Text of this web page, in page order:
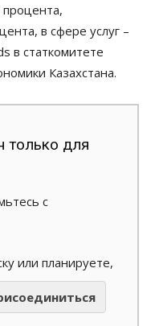
в сфере услуг –
в статкомитете
Казахстана.
только для
с
или планируете,